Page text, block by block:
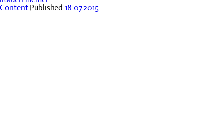
Content Published 18.07.2015